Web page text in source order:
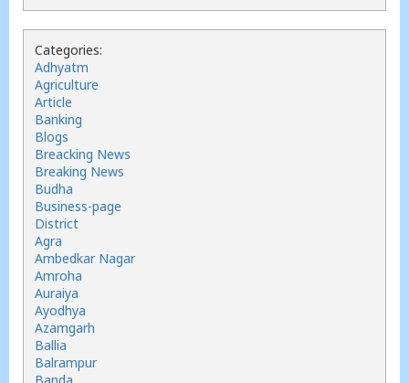
Categories:
Adhyatm
Agriculture
Article
Banking
Blogs
Breacking News
Breaking News
Budha
Business-page
District
Agra
Ambedkar Nagar
Amroha
Auraiya
Ayodhya
Azamgarh
Ballia
Balrampur